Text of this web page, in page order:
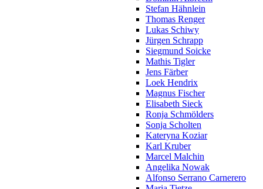
Stefan Hähnlein
Thomas Renger
Lukas Schiwy
Jürgen Schrapp
Siegmund Soicke
Mathis Tigler
Jens Färber
Loek Hendrix
Magnus Fischer
Elisabeth Sieck
Ronja Schmölders
Sonja Scholten
Kateryna Koziar
Karl Kruber
Marcel Malchin
Angelika Nowak
Alfonso Serrano Carnerero